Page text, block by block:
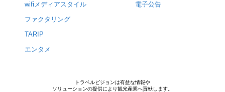
wifiメディアスタイル
ファクタリング
TARIP
エンタメ
電子公告
トラベルビジョンは有益な情報や
ソリューションの提供により観光産業へ貢献します。